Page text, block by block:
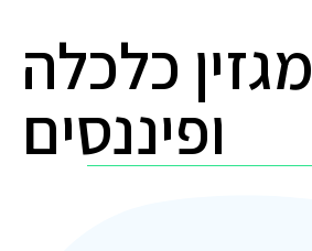
מגזין כלכלה
ופיננסים